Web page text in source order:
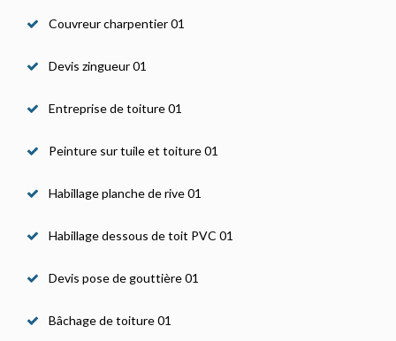
Couvreur charpentier 01
Devis zingueur 01
Entreprise de toiture 01
Peinture sur tuile et toiture 01
Habillage planche de rive 01
Habillage dessous de toit PVC 01
Devis pose de gouttière 01
Bâchage de toiture 01